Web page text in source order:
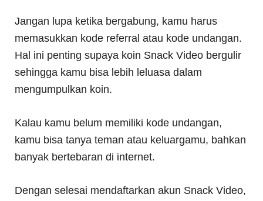
Jangan lupa ketika bergabung, kamu harus
memasukkan kode referral atau kode undangan.
Hal ini penting supaya koin Snack Video bergulir
sehingga kamu bisa lebih leluasa dalam
mengumpulkan koin.
Kalau kamu belum memiliki kode undangan,
kamu bisa tanya teman atau keluargamu, bahkan
banyak bertebaran di internet.
Dengan selesai mendaftarkan akun Snack Video,